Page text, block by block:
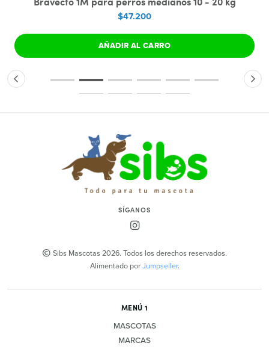
$47.200
AÑADIR AL CARRO
SÍGANOS
Sibs Mascotas 2026. Todos los derechos reservados.
Alimentado porJumpseller.
MENÚ 1
MASCOTAS
MARCAS